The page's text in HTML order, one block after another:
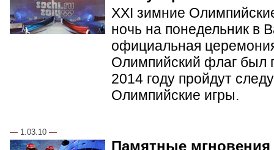
XXI зимние
ночь на понедельник в
официальная
Олимпийский флаг был
2014 году пройдут
Олимпийские игры.
— 1.03.10 —
Памятные